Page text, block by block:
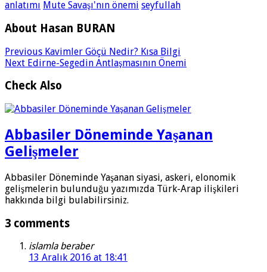
anlatımı Mute Savaşı'nın önemi seyfullah
About Hasan BURAN
Previous Kavimler Göçü Nedir? Kısa Bilgi
Next Edirne-Segedin Antlaşmasının Önemi
Check Also
Abbasiler Döneminde Yaşanan
Gelişmeler
Abbasiler Döneminde Yaşanan siyasi, askeri, elonomik
gelişmelerin bulunduğu yazımızda Türk-Arap ilişkileri
hakkında bilgi bulabilirsiniz.
3 comments
islamla beraber
13 Aralık 2016 at 18:41